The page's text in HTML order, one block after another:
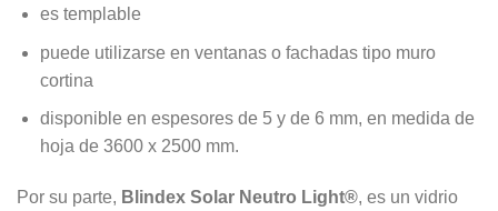
es templable
puede utilizarse en ventanas o fachadas tipo muro
cortina
disponible en espesores de 5 y de 6 mm, en medida de
hoja de 3600 x 2500 mm.
Por su parte, Blindex Solar Neutro Light®, es un vidrio